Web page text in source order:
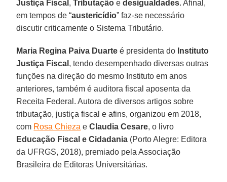
Justiça Fiscal ,Tributação edesigualdades. Afinal,
em tempos de “austericídio” faz-se necessário
discutir criticamente o Sistema Tributário.
Maria Regina Paiva Duarte é presidenta do Instituto
Justiça Fiscal , tendo desempenhado diversas outras
funções na direção do mesmo Instituto em anos
anteriores, também é auditora fiscal aposenta da
Receita Federal. Autora de diversos artigos sobre
tributação, justiça fiscal e afins, organizou em 2018,
com Rosa Chieza eClaudia Cesare, o livro
Educação Fiscal e Cidadania (Porto Alegre: Editora
da UFRGS, 2018), premiado pela Associação
Brasileira de Editoras Universitárias.